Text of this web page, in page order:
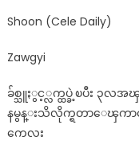
Shoon (Cele Daily)
Zawgyi
ခ်စ္သူႏွင့္လက္ထပ္ခဲ့ၿပီး ၃လ
နမွန္းသိလိုက္ရတာေၾကာ
ကေလး